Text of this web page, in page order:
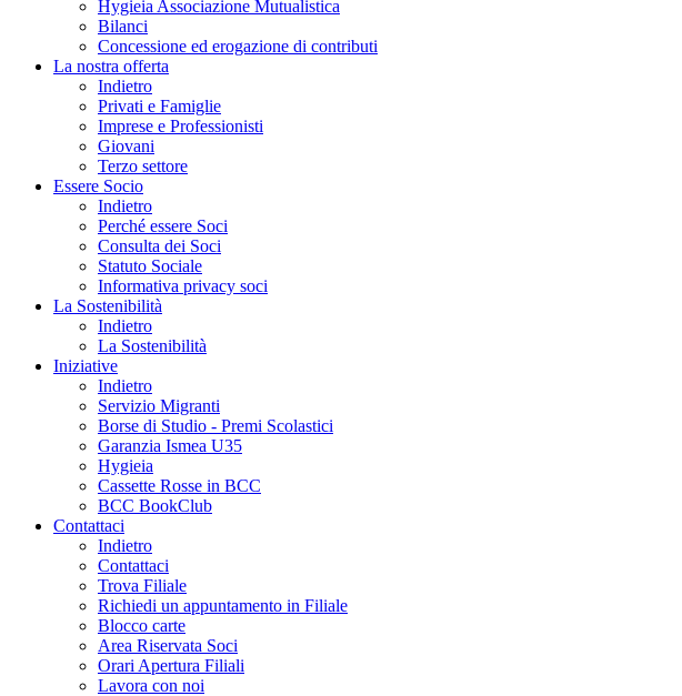
Hygieia Associazione Mutualistica
Bilanci
Concessione ed erogazione di contributi
La nostra offerta
Indietro
Privati e Famiglie
Imprese e Professionisti
Giovani
Terzo settore
Essere Socio
Indietro
Perché essere Soci
Consulta dei Soci
Statuto Sociale
Informativa privacy soci
La Sostenibilità
Indietro
La Sostenibilità
Iniziative
Indietro
Servizio Migranti
Borse di Studio - Premi Scolastici
Garanzia Ismea U35
Hygieia
Cassette Rosse in BCC
BCC BookClub
Contattaci
Indietro
Contattaci
Trova Filiale
Richiedi un appuntamento in Filiale
Blocco carte
Area Riservata Soci
Orari Apertura Filiali
Lavora con noi